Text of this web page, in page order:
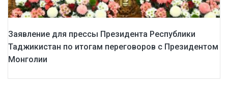
Заявление для прессы Президента Республики
Таджикистан по итогам переговоров с Президентом
Монголии